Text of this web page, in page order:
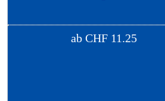
ab CHF 11.25